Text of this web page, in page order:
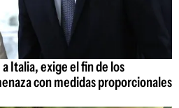
Italia, exige el fin de los
con medidas proporcionales